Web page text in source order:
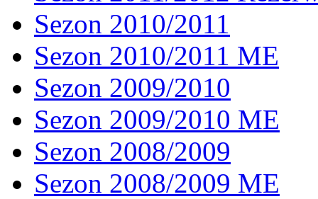
Sezon 2010/2011
Sezon 2010/2011 ME
Sezon 2009/2010
Sezon 2009/2010 ME
Sezon 2008/2009
Sezon 2008/2009 ME